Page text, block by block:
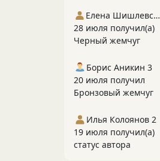
Елена Шишлевская
28 июля получил(а)
Черный жемчуг
Борис Аникин 3
20 июля получил
Бронзовый жемчуг
Илья Колоянов 2
19 июля получил(а)
статус автора